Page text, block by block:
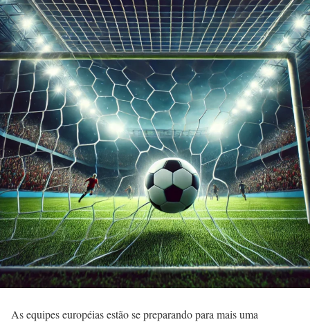
As equipes européias estão se preparando para mais uma